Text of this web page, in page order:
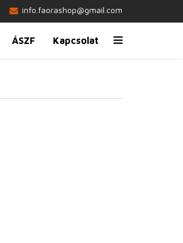
info.faorashop@gmail.com
ÁSZF Kapcsolat